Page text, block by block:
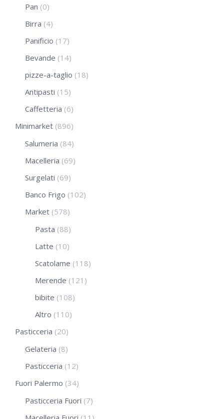
Pan (0)
Birra (4)
Panificio (17)
Bevande (14)
pizze-a-taglio (18)
Antipasti (15)
Caffetteria (6)
Minimarket (896)
Salumeria (84)
Macelleria (69)
Surgelati (69)
Banco Frigo (102)
Market (578)
Pasta (88)
Latte (10)
Scatolame (118)
Merende (121)
bibite (108)
Altro (110)
Pasticceria (20)
Gelateria (8)
Pasticceria (12)
Fuori Palermo (34)
Pasticceria Fuori (7)